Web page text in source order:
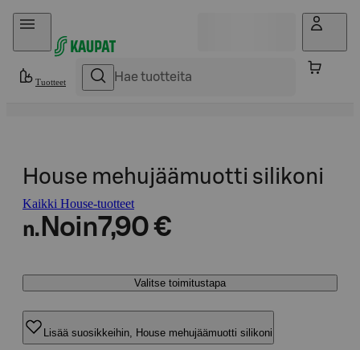
Hyppää sisältöön
Tuotteet
House mehujäämuotti silikoni
Kaikki House-tuotteet
n. Noin7,90 €
Valitse toimitustapa
Lisää suosikkeihin, House mehujäämuotti silikoni